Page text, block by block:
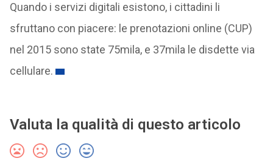
Quando i servizi digitali esistono, i cittadini li
sfruttano con piacere: le prenotazioni online (CUP)
nel 2015 sono state 75mila, e 37mila le disdette via
cellulare.
Valuta la qualità di questo articolo